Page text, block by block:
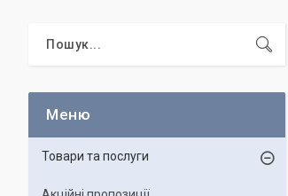
Товари та послуги